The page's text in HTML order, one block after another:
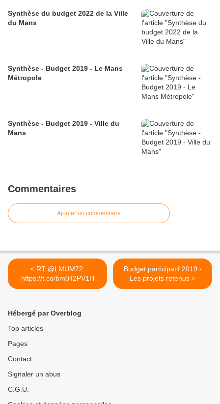
Synthèse du budget 2022 de la Ville
du Mans
Synthèse - Budget 2019 - Le Mans
Métropole
Synthèse - Budget 2019 - Ville du
Mans
Commentaires
Ajouter un commentaire
< RT @LMUM72:
https://t.co/bm0iI2PV1H
Budget participatif 2019 -
Les projets retenus >
Hébergé par Overblog
Top articles
Pages
Contact
Signaler un abus
C.G.U.